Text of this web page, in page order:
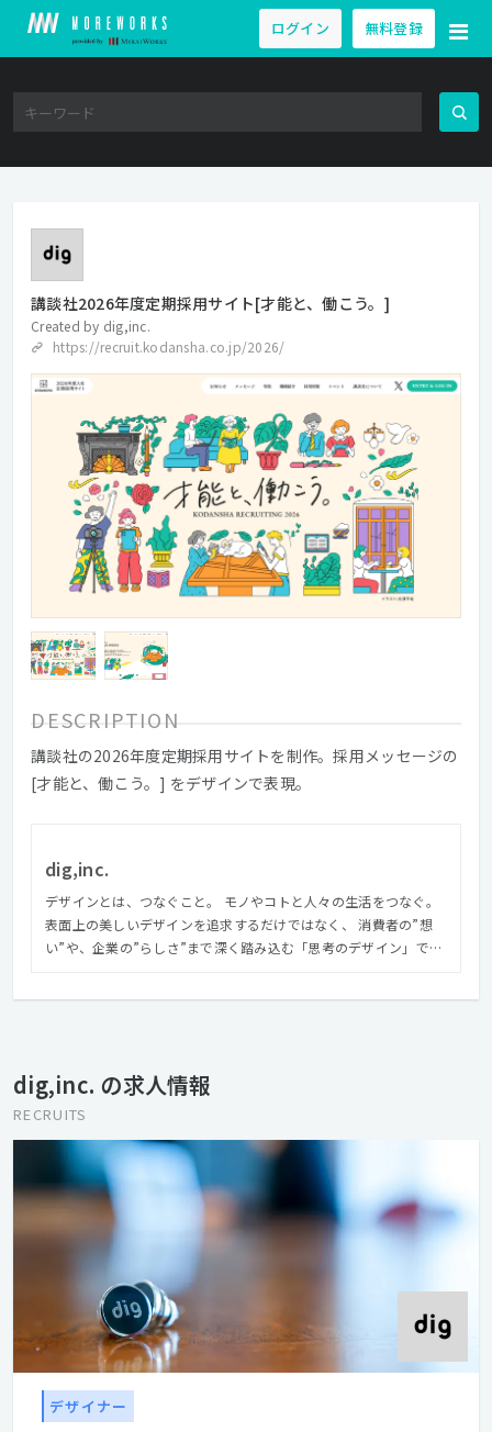
ログイン 無料登録
講談社2026年度定期採用サイト[才能と、働こう。]
Created by dig,inc.
https://recruit.kodansha.co.jp/2026/
DESCRIPTION
講談社の2026年度定期採用サイトを制作。採用メッセージの
[才能と、働こう。] をデザインで表現。
dig,inc.
デザインとは、つなぐこと。 モノやコトと人々の生活をつなぐ。
表面上の美しいデザインを追求するだけではなく、 消費者の”想
い”や、企業の”らしさ”まで深く踏み込む「思考のデザイン」で、
をトータルに、 そして社内でワンストップに取り組むことで、企
業と人々をつないでいきます。 モノがあふれている現代におい
を使う人たちがまだ気が付いていないインサイトを発見し、 この
２つを結びつけることだと私たちは考えます。 私たちは、それを
言葉とイメージで世の中に提示します。 消費者と企業、それぞれ
の想いを翻訳し、つないでいく。 それが、私たちのミッションで
す。 https://www.dig.co.jp/experience/
dig,inc. の求人情報
RECRUITS
デザイナー